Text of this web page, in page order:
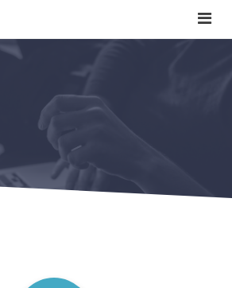
tools reviews
bij jou in de buurt?
Offerte
voor beginners +
2. Onderzoeken +